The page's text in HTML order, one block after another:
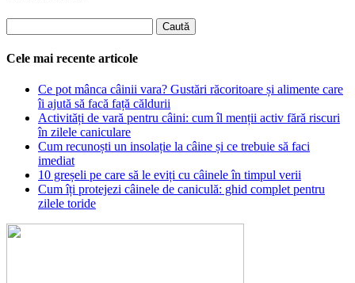
Cele mai recente articole
Ce pot mânca câinii vara? Gustări răcoritoare și alimente care
îi ajută să facă față căldurii
Activități de vară pentru câini: cum îl menții activ fără riscuri
în zilele caniculare
Cum recunoști un insolație la câine și ce trebuie să faci
imediat
10 greșeli pe care să le eviți cu câinele în timpul verii
Cum îți protejezi câinele de caniculă: ghid complet pentru
zilele toride